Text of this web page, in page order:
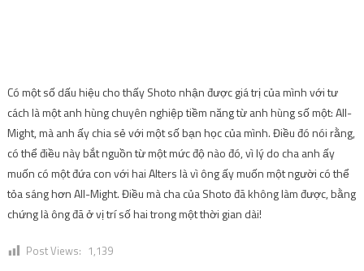
Có một số dấu hiệu cho thấy Shoto nhận được giá trị của mình với tư
cách là một anh hùng chuyên nghiệp tiềm năng từ anh hùng số một: All-
Might, mà anh ấy chia sẻ với một số bạn học của mình. Điều đó nói rằng,
có thể điều này bắt nguồn từ một mức độ nào đó, vì lý do cha anh ấy
muốn có một đứa con với hai Alters là vì ông ấy muốn một người có thể
tỏa sáng hơn All-Might. Điều mà cha của Shoto đã không làm được, bằng
chứng là ông đã ở vị trí số hai trong một thời gian dài!
Post Views: 1,139